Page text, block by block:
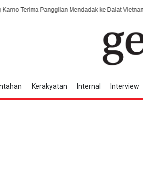
Mendadak ke Dalat Vietnam
Kerakyatan Internal Interview